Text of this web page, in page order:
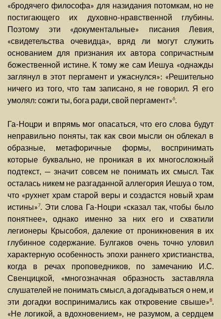
«бродячего философа» для назидания потомкам, но не
постигающего их духовно-нравственной глубины.
Поэтому эти «документальные» писания Левия,
«свидетельства очевидца», вряд ли могут служить
основанием для признания их автора сопричастным
божественной истине. К тому же сам Иешуа «однажды
заглянул в этот пергамент и ужаснулся»: «Решительно
ничего из того, что там записано, я не говорил. Я его
умолял: сожги ты, бога ради, свой пергамент»6.
Га-Ноцри и впрямь мог опасаться, что его слова будут
неправильно поняты, так как свои мысли он облекал в
образные, метафоричные формы, воспринимать
которые буквально, не проникая в их многосложный
подтекст, — значит совсем не понимать их смысл. Так
осталась никем не разгаданной аллегория Иешуа о том,
что «рухнет храм старой веры и создастся новый храм
истины»7. Эти слова Га-Ноцри «сказал так, чтобы было
понятнее», однако именно за них его и схватили
легионеры Крысобоя, далекие от проникновения в их
глубинное содержание. Булгаков очень точно уловил
характерную особенность эпохи раннего христианства,
когда в речах проповедников, по замечанию И.С.
Свенцицкой, «многозначная образность заставляла
слушателей не понимать смысл, а догадываться о нем, и
эти догадки воспринимались как откровение свыше»8.
«Не логикой, а вдохновением», не разумом, а сердцем